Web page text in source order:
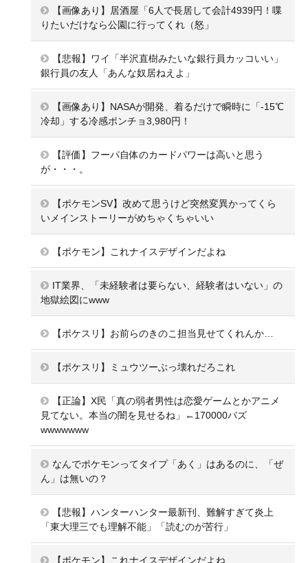
【画像あり】居酒屋「6人で長居して会計4939円！喋
りたいだけなら公園に行ってくれ（怒」
【悲報】ワイ「半沢直樹みたいな銀行員カッコいい」
銀行員の友人「あんな奴居ねえよ」
【画像あり】NASAが開発、着るだけで瞬時に「-15℃
冷却」する冷感ポンチョ3,980円！
【評価】フーパ自体のカードパワーは高いと思う
が・・・。
【ポケモンSV】改めて思うけど突然変異かってくら
いメインストーリーがめちゃくちゃいい
【ポケモン】これナイスデザインだよね
IT業界、「未経験者は要らない、経験者はいない」の
地獄絵図にwww
【ポケスリ】お前らのきのこ担当見せてくれんか…
【ポケスリ】ミュウツーぶっ壊れだろこれ
【正論】X民「真の弱者男性は恋愛ゲームとかアニメ
見てない。本当の闇を見せるね」←170000バズ
wwwwwww
なんでポケモンってタイプ「あく」はあるのに、「ぜ
ん」は無いの？
【悲報】ハンターハンター最新刊、難解すぎて炎上
「東大理三でも理解不能」「読むのが苦行」
【ポケモン】これナイスデザインだよね